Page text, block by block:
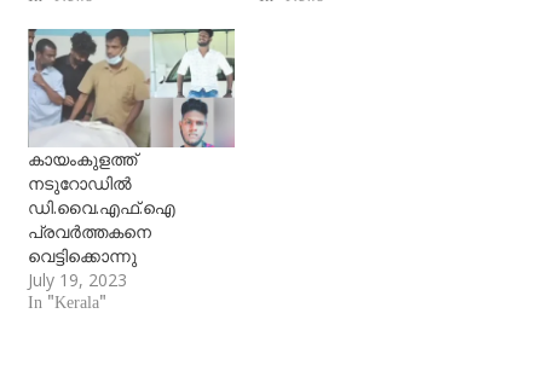
കായംകുളത്ത്
നടുറോഡില്‍
ഡി.വൈ.എഫ്.ഐ
പ്രവര്‍ത്തകനെ
വെട്ടിക്കൊന്നു
July 19, 2023
In "Kerala"